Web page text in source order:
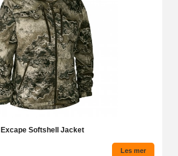
Excape Softshell Jacket
Les mer